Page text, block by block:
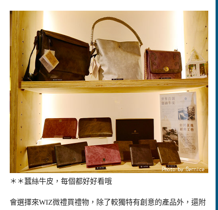
＊＊蠶絲牛皮，每個都好好看哦
會選擇來WIZ微禮買禮物，除了較獨特有創意的產品外，還附